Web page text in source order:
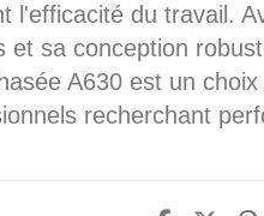
l'efficacité du travail.
et sa conception
A630 est un
recherchant